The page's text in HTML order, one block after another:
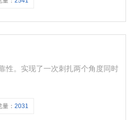
性。实现了一次刺扎两个角度同时
量：2031